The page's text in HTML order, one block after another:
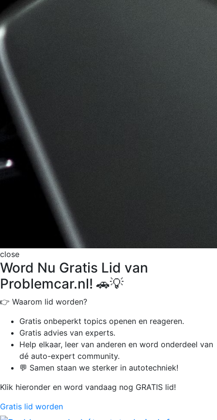
close
Word Nu Gratis Lid van
Problemcar.nl! 🚗💡
👉 Waarom lid worden?
Gratis onbeperkt topics openen en reageren.
Gratis advies van experts.
Help elkaar, leer van anderen en word onderdeel van
dé auto-expert community.
💬 Samen staan we sterker in autotechniek!
Klik hieronder en word vandaag nog GRATIS lid!
Gratis lid worden